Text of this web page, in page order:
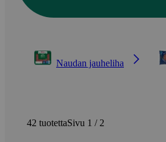
Naudan jauheliha
42 tuotettaSivu 1 / 2